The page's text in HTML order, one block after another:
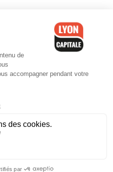
légales-CGV-Politique de